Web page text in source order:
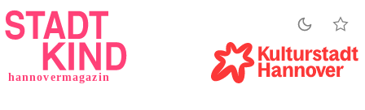
Direkt
zum
hannovermagazin